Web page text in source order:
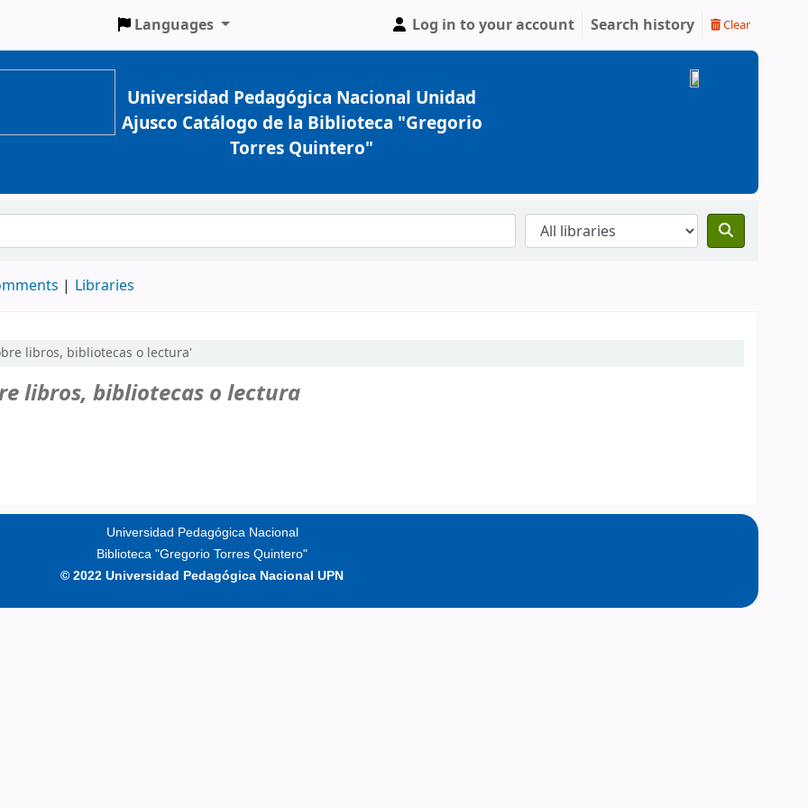
Languages Log in to your account Search history Clear
Universidad Pedagógica Nacional Unidad
Ajusco Catálogo de la Biblioteca "Gregorio
Torres Quintero"
Libraries
libros, bibliotecas o lectura'
libros, bibliotecas o lectura
Universidad Pedagógica Nacional
Biblioteca "Gregorio Torres Quintero"
© 2022 Universidad Pedagógica Nacional UPN